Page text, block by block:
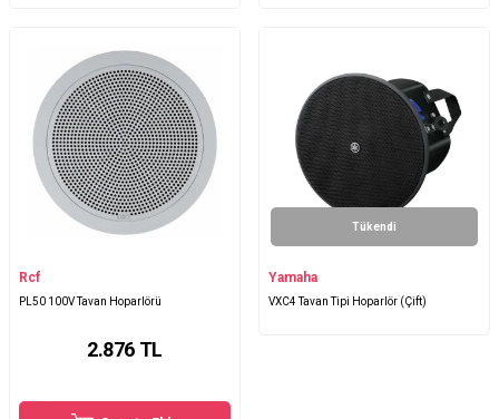
Rcf
PL50 100V Tavan Hoparlörü
2.876 TL
Tükendi
Yamaha
VXC4 Tavan Tipi Hoparlör (Çift)